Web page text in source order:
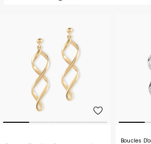
Boucles